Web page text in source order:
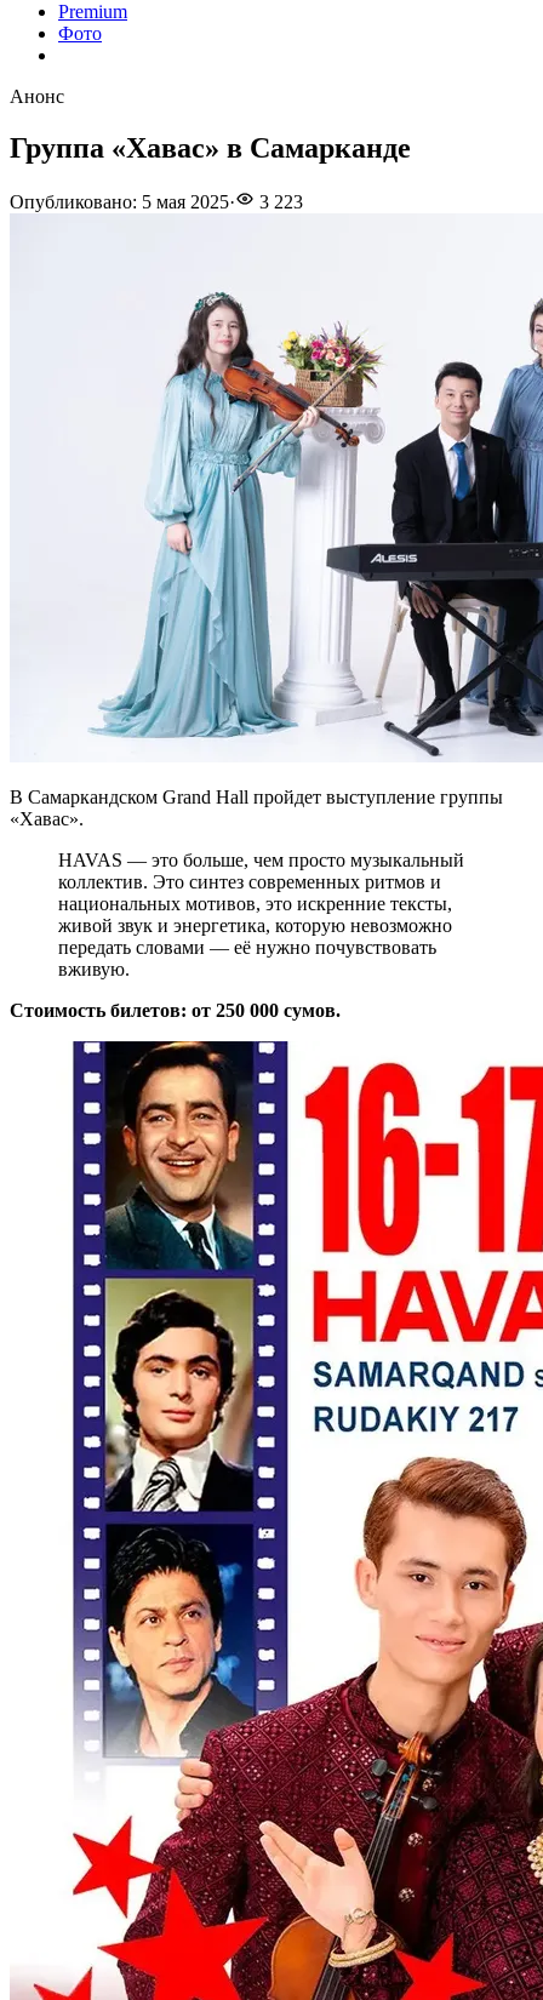
Premium
Фото
Анонс
Группа «Хавас» в Самарканде
Опубликовано: 5 мая 2025· 3 223
В Самаркандском Grand Hall пройдет выступление группы
«Хавас».
HAVAS — это больше, чем просто музыкальный
коллектив. Это синтез современных ритмов и
национальных мотивов, это искренние тексты,
живой звук и энергетика, которую невозможно
передать словами — её нужно почувствовать
вживую.
Стоимость билетов: от 250 000 сумов.